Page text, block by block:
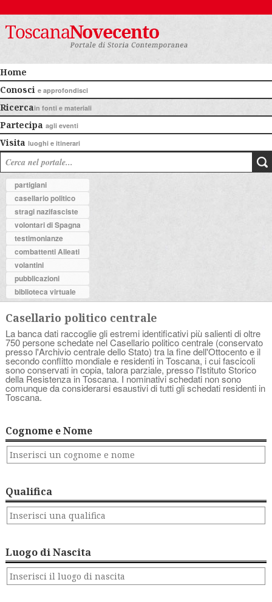
Home
Conosci e approfondisci
Ricercain fonti e materiali
Partecipa agli eventi
Visita luoghi e itinerari
partigiani
casellario politico
stragi nazifasciste
volontari di Spagna
testimonianze
combattenti Alleati
volantini
pubblicazioni
biblioteca virtuale
Casellario politico centrale
La banca dati raccoglie gli estremi identificativi più salienti di oltre
750 persone schedate nel Casellario politico centrale (conservato
presso l'Archivio centrale dello Stato) tra la fine dell'Ottocento e il
secondo conflitto mondiale e residenti in Toscana, i cui fascicoli
sono conservati in copia, talora parziale, presso l'Istituto Storico
della Resistenza in Toscana. I nominativi schedati non sono
comunque da considerarsi esaustivi di tutti gli schedati residenti in
Toscana.
Cognome e Nome
Qualifica
Luogo di Nascita